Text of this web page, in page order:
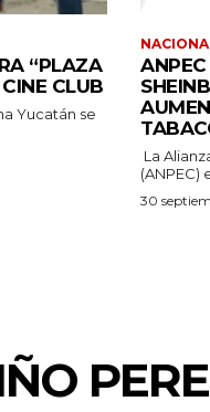
“PLAZA
CLUB
Yucatán se
La
(ANPEC)
30